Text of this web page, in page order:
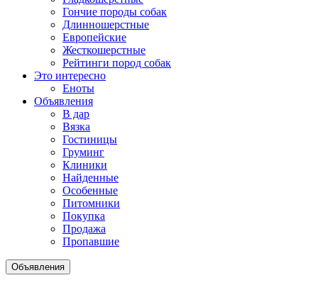
Гончие породы собак
Длинношерстные
Европейские
Жесткошерстные
Рейтинги пород собак
Это интересно
Еноты
Объявления
В дар
Вязка
Гостиницы
Груминг
Клиники
Найденные
Особенные
Питомники
Покупка
Продажа
Пропавшие
Объявления